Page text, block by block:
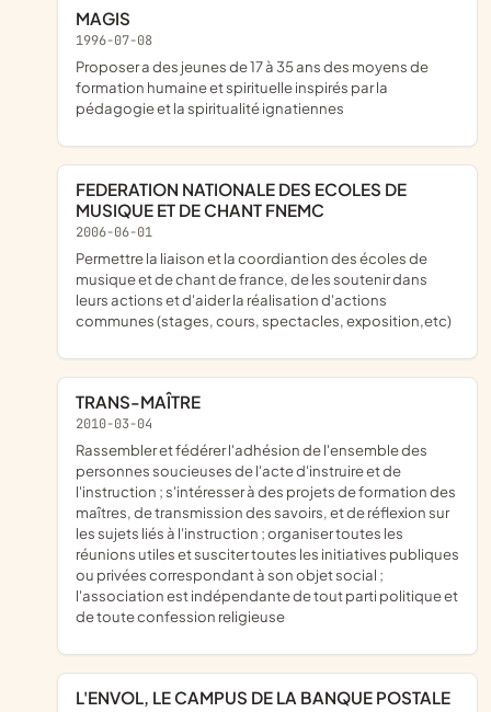
MAGIS
1996-07-08
proposer a des jeunes de 17 à 35 ans des moyens de
formation humaine et spirituelle inspirés par la
pédagogie et la spiritualité ignatiennes
FEDERATION NATIONALE DES ECOLES DE
MUSIQUE ET DE CHANT FNEMC
2006-06-01
permettre la liaison et la coordiantion des écoles de
musique et de chant de france, de les soutenir dans
leurs actions et d'aider la réalisation d'actions
communes (stages, cours, spectacles, exposition,etc)
TRANS-MAÎTRE
2010-03-04
rassembler et fédérer l'adhésion de l'ensemble des
personnes soucieuses de l'acte d'instruire et de
l'instruction ; s'intéresser à des projets de formation des
maîtres, de transmission des savoirs, et de réflexion sur
les sujets liés à l'instruction ; organiser toutes les
réunions utiles et susciter toutes les initiatives publiques
ou privées correspondant à son objet social ;
l'association est indépendante de tout parti politique et
de toute confession religieuse
L'ENVOL, LE CAMPUS DE LA BANQUE POSTALE